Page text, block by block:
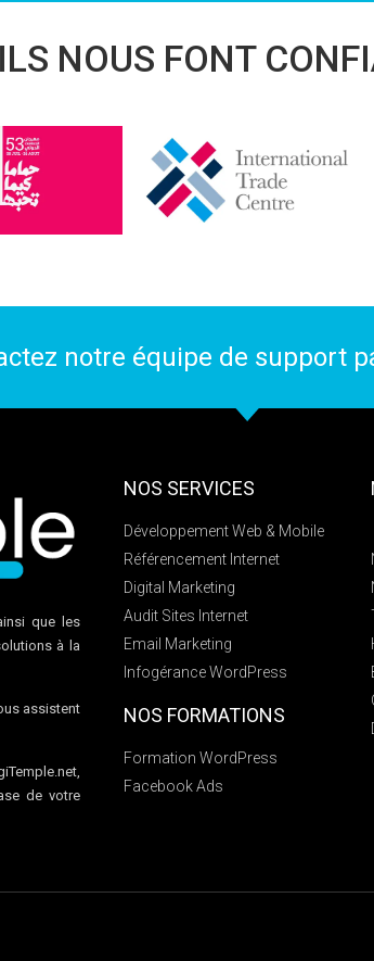
ILS NOUS FONT
notre équipe de support
que les
à la
assistent
de votre
NOS SERVICES
Développement Web & Mobile
Référencement Internet
Digital Marketing
Audit Sites Internet
Email Marketing
Infogérance WordPress
NOS FORMATIONS
Formation WordPress
Facebook Ads